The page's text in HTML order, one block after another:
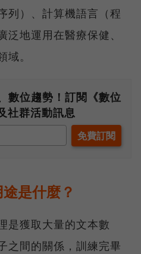
列）、計算機語言（程
地運用在醫療保健、
。
數位趨勢！訂閱《數位
社群活動訊息
是什麼？
是獲取大量的文本數
之間的關係，訓練完畢